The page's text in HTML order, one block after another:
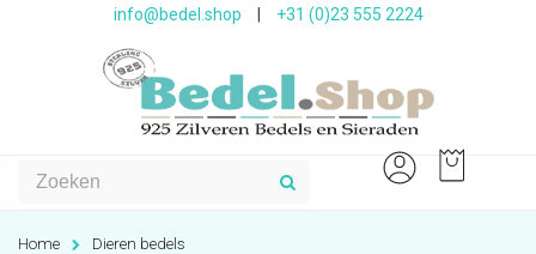
info@bedel.shop +31 (0)23 555 2224
Home Dieren bedels